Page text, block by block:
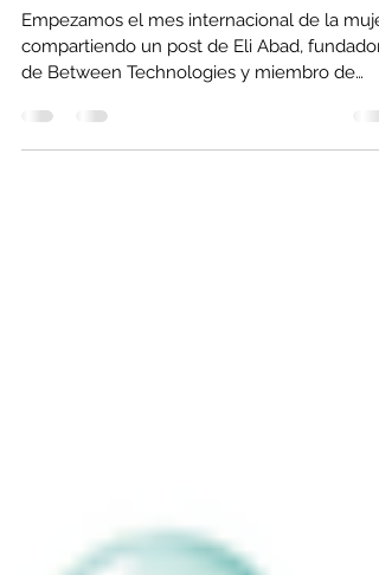
inconscientes de género
Empezamos el mes internacional de la mujer
compartiendo un post de Eli Abad,
de Between Technologies y miembro de